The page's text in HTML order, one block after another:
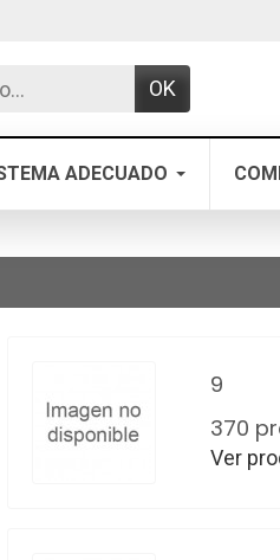
OK
ADECUADO
9
370
Ver